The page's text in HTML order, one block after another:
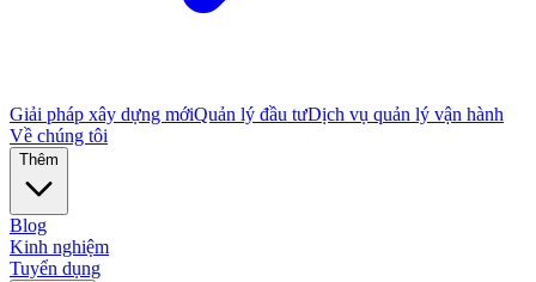
Giải pháp xây dựng mớiQuản lý đầu tưDịch vụ quản lý vận hành
Về chúng tôi
Thêm
Blog
Kinh nghiệm
Tuyển dụng